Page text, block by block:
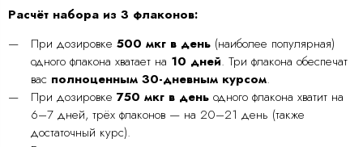
Расчёт набора из 3 флаконов:
При дозировке 500 мкг в день(наиболее популярная)
одного флакона хватает на 10 дней. Три флакона обеспечат
вас полноценным 30-дневным курсом.
При дозировке 750 мкг в деньодного флакона хватит на
6–7 дней, трёх флаконов — на 20–21 день (также
достаточный курс).